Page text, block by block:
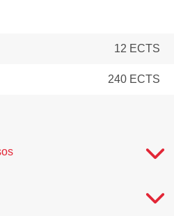
12 ECTS
240 ECTS